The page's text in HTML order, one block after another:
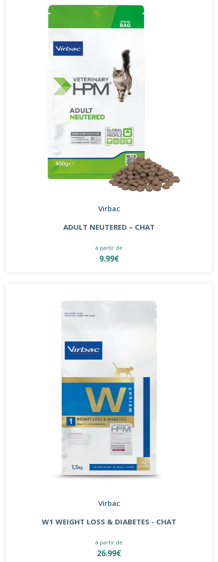
Virbac
ADULT NEUTERED – CHAT
à partir de
9.99€
Virbac
W1 WEIGHT LOSS & DIABETES - CHAT
à partir de
26.99€